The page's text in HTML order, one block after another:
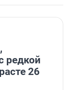
редкой
26